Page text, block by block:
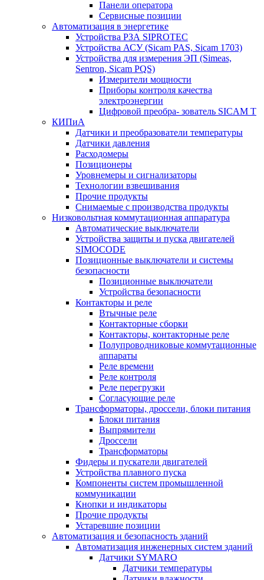
Панели оператора
Сервисные позиции
Автоматизация в энергетике
Устройства РЗА SIPROTEC
Устройства АСУ (Sicam PAS, Sicam 1703)
Устройства для измерения ЭП (Simeas,
Sentron, Sicam PQS)
Измерители мощности
Приборы контроля качества
электроэнергии
Цифровой преобра- зователь SICAM T
КИПиА
Датчики и преобразователи температуры
Датчики давления
Расходомеры
Позиционеры
Уровнемеры и сигнализаторы
Технологии взвешивания
Прочие продукты
Снимаемые с производства продукты
Низковольтная коммутационная аппаратура
Автоматические выключатели
Устройства защиты и пуска двигателей
SIMOCODE
Позиционные выключатели и системы
безопасности
Позиционные выключатели
Устройства безопасности
Контакторы и реле
Втычные реле
Контакторные сборки
Контакторы, контакторные реле
Полупроводниковые коммутационные
аппараты
Реле времени
Реле контроля
Реле перегрузки
Согласующие реле
Трансформаторы, дроссели, блоки питания
Блоки питания
Выпрямители
Дроссели
Трансформаторы
Фидеры и пускатели двигателей
Устройства плавного пуска
Компоненты систем промышленной
коммуникации
Кнопки и индикаторы
Прочие продукты
Устаревшие позиции
Автоматизация и безопасность зданий
Автоматизация инженерных систем зданий
Датчики SYMARO
Датчики температуры